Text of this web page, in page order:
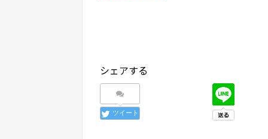
シェアする
ツイート